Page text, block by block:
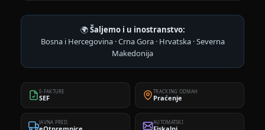
🌍Šaljemo i u inostranstvo:
Bosna i Hercegovina · Crna Gora · Hrvatska · Severna
Makedonija
E-FAKTURE
SEF
TRACKING ODMAH
Praćenje
JAVNA PRED. AUTOMATSKI